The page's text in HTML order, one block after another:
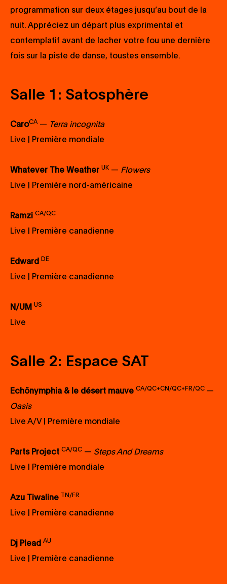
programmation sur deux étages jusqu’au bout de la
nuit. Appréciez un départ plus exprimental et
contemplatif avant de lacher votre fou une dernière
fois sur la piste de danse, toustes ensemble.
Salle 1: Satosphère
CaroCA— Terra incognita
Live | Première mondiale
Whatever The Weather UK — Flowers
Live | Première nord-américaine
Ramzi CA/QC
Live | Première canadienne
Edward DE
Live | Première canadienne
N/UM US
Live
Salle 2: Espace SAT
Echönymphia & le désert mauve CA/QC+CN/QC+FR/QC —
Oasis
Live A/V | Première mondiale
Parts Project CA/QC — Steps And Dreams
Live | Première mondiale
Azu Tiwaline TN/FR
Live | Première canadienne
Dj Plead AU
Live | Première canadienne